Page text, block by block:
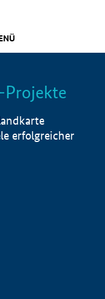
Info
Projekte
erfolgreicher